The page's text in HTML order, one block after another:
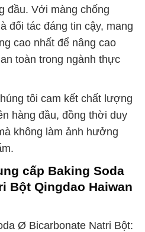
đầu. Với màng chống
đối tác đáng tin cậy, mang
cao nhất để nâng cao
toàn trong ngành thực
tôi cam kết chất lượng
hàng đầu, đồng thời duy
không làm ảnh hưởng
cấp Baking Soda
Bột Qingdao Haiwan
Ø Bicarbonate Natri Bột: